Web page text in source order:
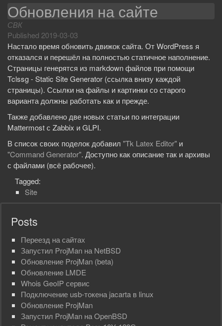
Обновления на сайте
СВК
Published 2019-03-03
Настало время обновить движок сайта. От WordPress я
отказался и перешёл на полностью статичное наполнение.
Страницы генерятся из markdown файлов при помощи
Tclssg - Static Site Generator (ссылка внизу каждой
страницы). Ссылки на файлы и картинки со старого
варианта должны работать как и прежде.
Также добавлено две новых статьи по интеграции
Mattermost с Zabbix и GLPI.
В список своих поделок добавил "Tk Latex Editor" и
"Command Generator". Доступно как описание так и архивы
с файлами (всё рабочее).
Tagged:
Site
Posts
Переезд на сайтах
Запустил ProjMan на NetBSD
Обновление ProjMan (beta)
Обновлениe LMDE
Whois GeoIP сервис
Подключение usb-токена jacarta в linux
Обновление ProjMan
Запустил ProjMan на OpenBSD